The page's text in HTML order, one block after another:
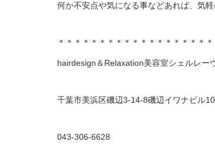
何か不安点や気になる事などあれば、気
＊＊＊＊＊＊＊＊＊＊＊＊＊＊＊＊＊＊
hairdesign＆Relaxation美容室シェルレー
千葉市美浜区磯辺3-14-8磯辺イワナビル
043-306-6628